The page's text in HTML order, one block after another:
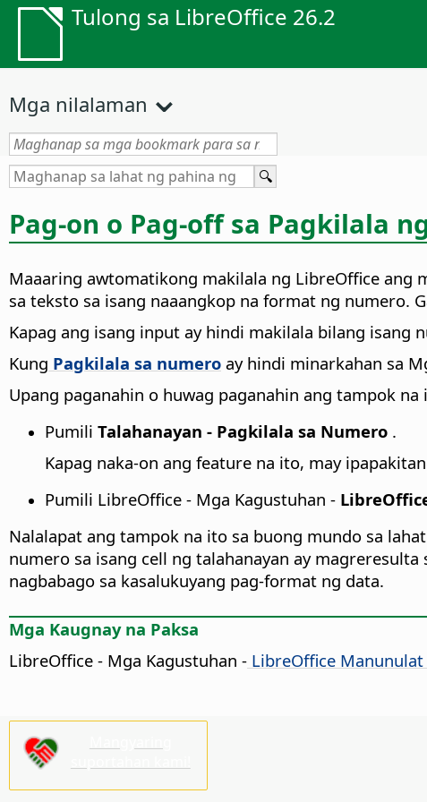
Tulong sa LibreOffice 26.2
Mga nilalaman
Pag-on o Pag-off sa Pagkilala
Maaaring awtomatikong makilala ng LibreOffice ang
sa teksto sa isang naaangkop na format ng numero.
Kapag ang isang input ay hindi makilala bilang isang
Kung Pagkilala sa numero ay hindi minarkahan sa
Upang paganahin o huwag paganahin ang tampok
Pumili Talahanayan - Pagkilala sa Numero .
Kapag naka-on ang feature na ito, may
Pumili LibreOffice - Mga Kagustuhan -
Nalalapat ang tampok na ito sa buong mundo sa
numero sa isang cell ng talahanayan ay
nagbabago sa kasalukuyang pag-format ng data.
Mga Kaugnay na Paksa
LibreOffice - Mga Kagustuhan - LibreOffice Manunulat